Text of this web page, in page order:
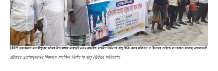
রাজৈরে চেয়ারম্যানের বিরুদ্ধে মসজিদ নির্মাণের বালু বিক্রির অভিযোগ